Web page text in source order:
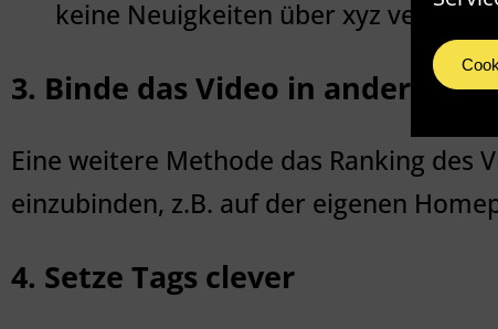
keine Neuigkeiten über xyz
3. Binde das Video in andere
Eine weitere Methode das Ranking des
einzubinden, z.B. auf der eigenen
4. Setze Tags clever